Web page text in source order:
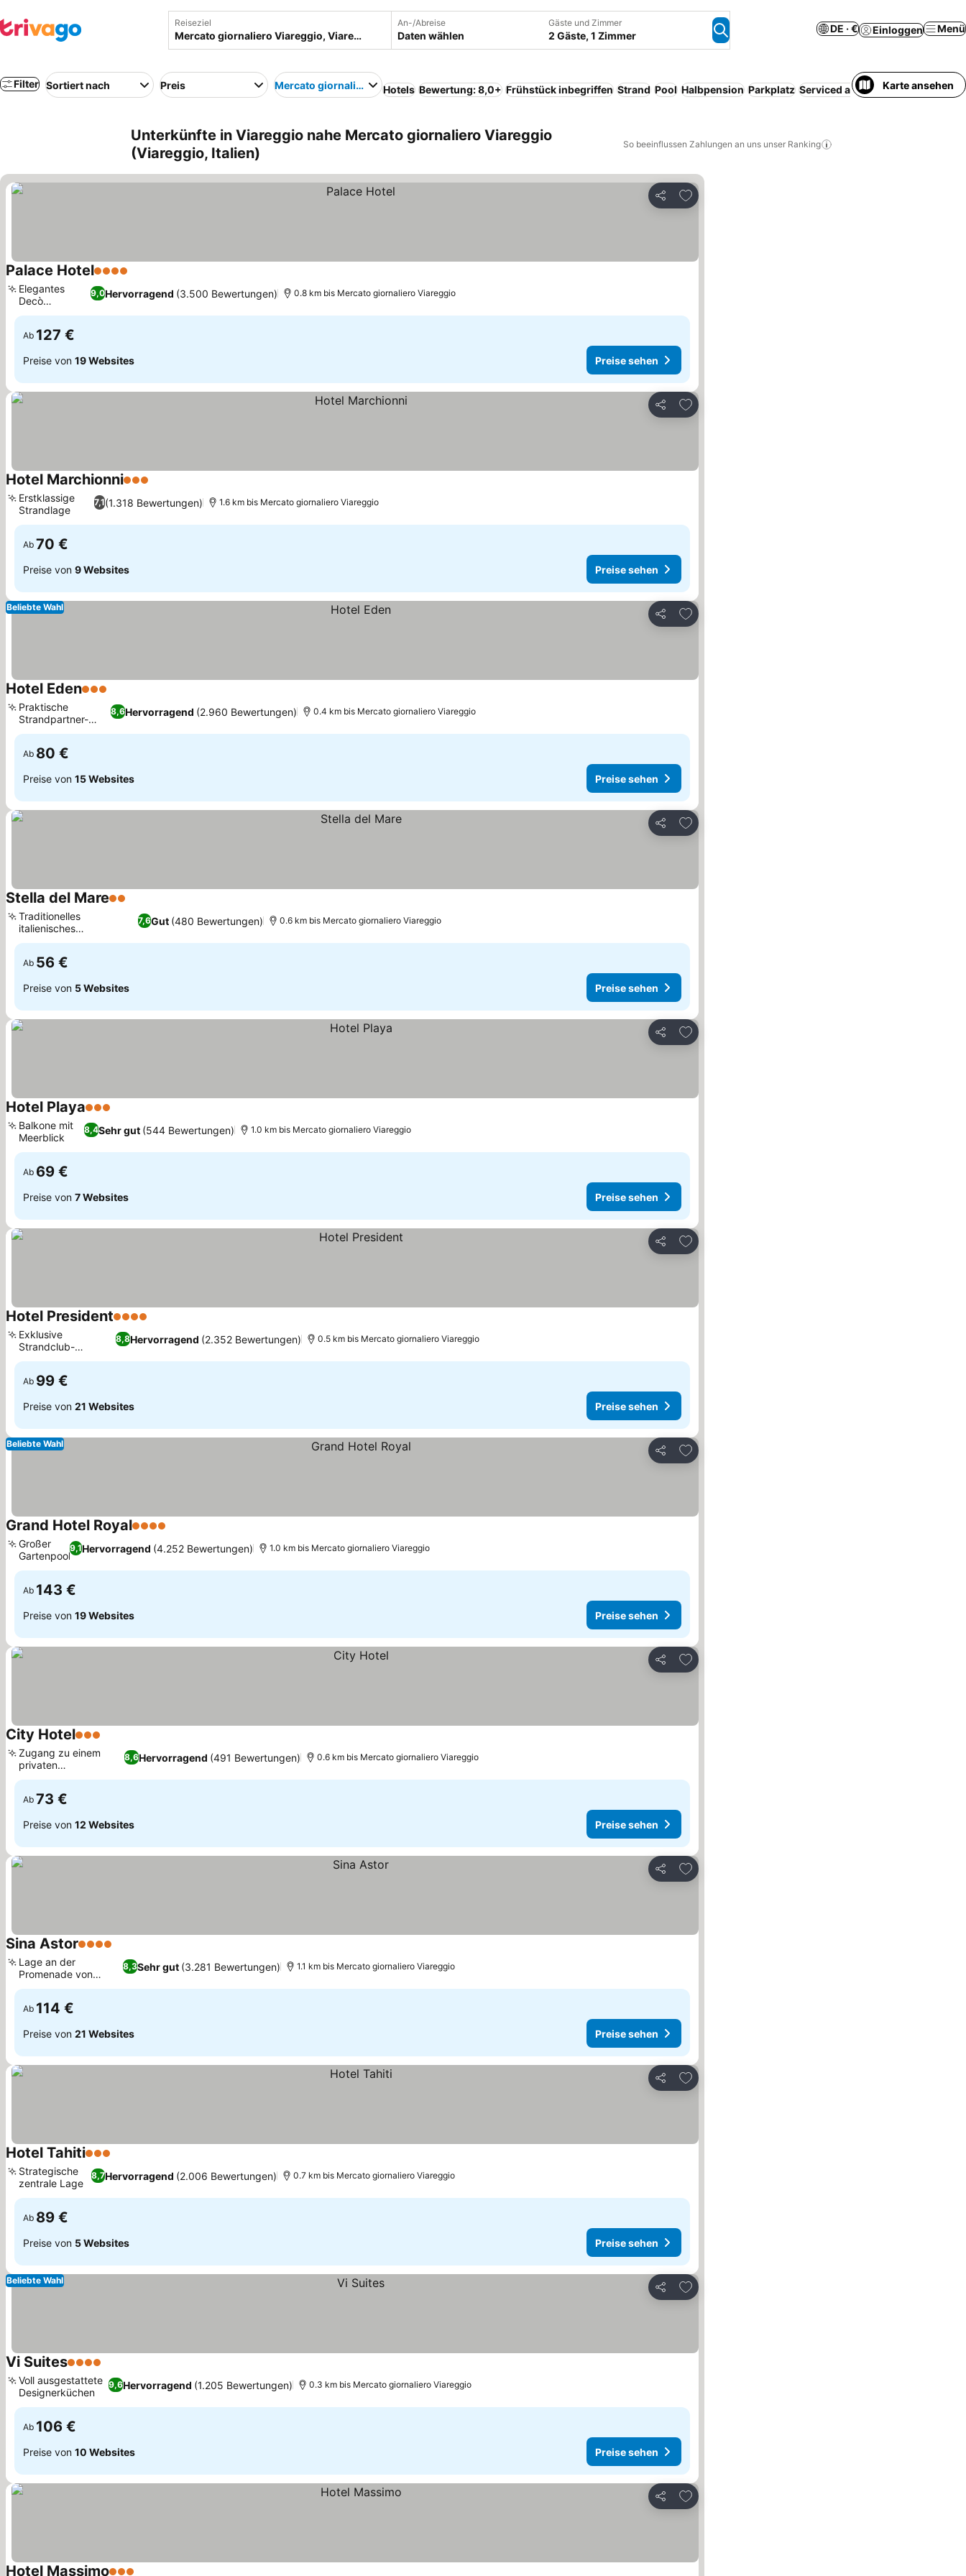
Reiseziel An-/Abreise
Daten wählen
Gäste und Zimmer
2 Gäste, 1 Zimmer
DE · € Einloggen Menü
Filter Sortiert nach Preis Mercato giornaliero Viareggio
Hotels Bewertung: 8,0+ Frühstück inbegriffen Strand Pool Halbpension Parkplatz Serviced apartment Vollpension
Karte ansehen
Unterkünfte in Viareggio nahe Mercato giornaliero Viareggio
(Viareggio, Italien)
So beeinflussen Zahlungen an uns unser Ranking
Teilen
Zu Favoriten hinzufügen
Palace Hotel4 Sterne
9,0Hervorragend (3.500 Bewertungen)
Elegantes
Decò
Restaurant
0.8 km bis Mercato giornaliero Viareggio
Ab 127 €
Preise von 19 Websites Preise sehen
Teilen
Zu Favoriten hinzufügen
Hotel Marchionni3 Sterne
7,1(1.318 Bewertungen)
Erstklassige
Strandlage
1.6 km bis Mercato giornaliero Viareggio
Ab 70 €
Preise von 9 Websites Preise sehen
Teilen
Zu Favoriten hinzufügen
Beliebte Wahl
Hotel Eden3 Sterne
8,6Hervorragend (2.960 Bewertungen)
Praktische
Strandpartner-
Angebote
0.4 km bis Mercato giornaliero Viareggio
Ab 80 €
Preise von 15 Websites Preise sehen
Teilen
Zu Favoriten hinzufügen
Stella del Mare2 Sterne
7,6Gut (480 Bewertungen)
Traditionelles
italienisches
Fischrestaurant
0.6 km bis Mercato giornaliero Viareggio
Ab 56 €
Preise von 5 Websites Preise sehen
Teilen
Zu Favoriten hinzufügen
Hotel Playa3 Sterne
8,4Sehr gut (544 Bewertungen)
Balkone mit
Meerblick
1.0 km bis Mercato giornaliero Viareggio
Ab 69 €
Preise von 7 Websites Preise sehen
Teilen
Zu Favoriten hinzufügen
Hotel President4 Sterne
8,8Hervorragend (2.352 Bewertungen)
Exklusive
Strandclub-
Partnerschaften
0.5 km bis Mercato giornaliero Viareggio
Ab 99 €
Preise von 21 Websites Preise sehen
Teilen
Zu Favoriten hinzufügen
Beliebte Wahl
Grand Hotel Royal4 Sterne
9,1Hervorragend (4.252 Bewertungen)
Großer
Gartenpool
1.0 km bis Mercato giornaliero Viareggio
Ab 143 €
Preise von 19 Websites Preise sehen
Teilen
Zu Favoriten hinzufügen
City Hotel3 Sterne
8,6Hervorragend (491 Bewertungen)
Zugang zu einem
privaten
Strandbereich
0.6 km bis Mercato giornaliero Viareggio
Ab 73 €
Preise von 12 Websites Preise sehen
Teilen
Zu Favoriten hinzufügen
Sina Astor4 Sterne
8,3Sehr gut (3.281 Bewertungen)
Lage an der
Promenade von
Viareggio
1.1 km bis Mercato giornaliero Viareggio
Ab 114 €
Preise von 21 Websites Preise sehen
Teilen
Zu Favoriten hinzufügen
Hotel Tahiti3 Sterne
8,7Hervorragend (2.006 Bewertungen)
Strategische
zentrale Lage
0.7 km bis Mercato giornaliero Viareggio
Ab 89 €
Preise von 5 Websites Preise sehen
Teilen
Zu Favoriten hinzufügen
Beliebte Wahl
Vi Suites4 Sterne
9,6Hervorragend (1.205 Bewertungen)
Voll ausgestattete
Designerküchen
0.3 km bis Mercato giornaliero Viareggio
Ab 106 €
Preise von 10 Websites Preise sehen
Teilen
Zu Favoriten hinzufügen
Hotel Massimo